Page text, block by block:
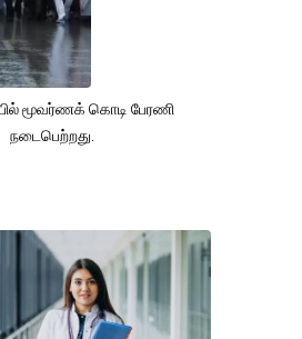
மூவர்ணக் கொடி பேரணி
நடைபெற்றது.